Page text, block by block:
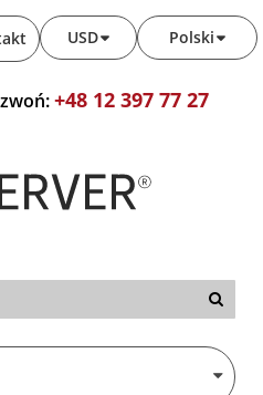
Polski
USD
+48 12 397 77 27